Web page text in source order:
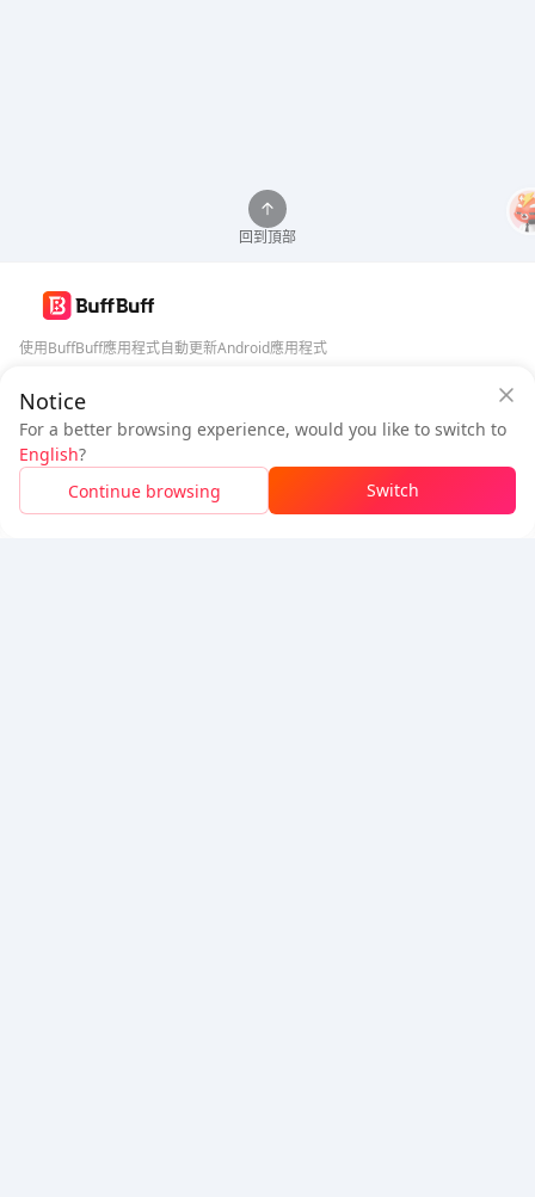
節省$0.13
$1.07
登入即可 獲得 50 點數 (0.50 USD)+1 點數 (0.01USD)
充值
Notice
For a better browsing experience, would you like to switch to
English?
Continue browsing
Switch
回到頂部
使用BuffBuff應用程式自動更新Android應用程式
追蹤我們
5% OFF5% OFF